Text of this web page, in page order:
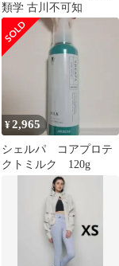
類学 古川不可知
¥2,965
シェルパ コアプロテ
クトミルク 120g